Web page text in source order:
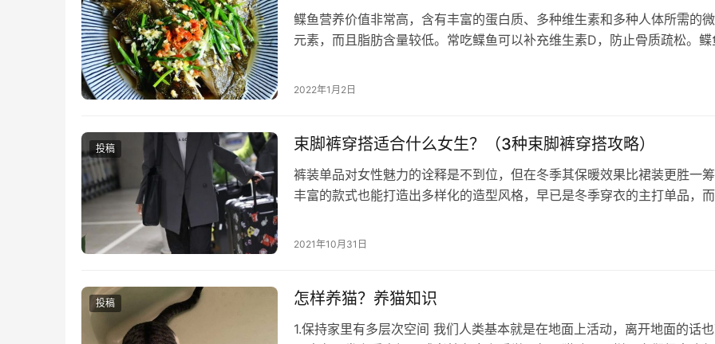
鲽鱼营养价值非常高，含有丰富的蛋白质、多种维生素和多种人体所需的
元素，而且脂肪含量较低。常吃鲽鱼可以补充维生素D，防止骨质疏松。鲽
2022年1月2日
投稿 束脚裤穿搭适合什么女生？（3种束脚裤穿搭攻略）
裤装单品对女性魅力的诠释是不到位，但在冬季其保暖效果比裙装更胜一筹
丰富的款式也能打造出多样化的造型风格，早已是冬季穿衣的主打单品，而
2021年10月31日
投稿 怎样养猫？养猫知识
1.保持家里有多层次空间 我们人类基本就是在地面上活动，离开地面的话